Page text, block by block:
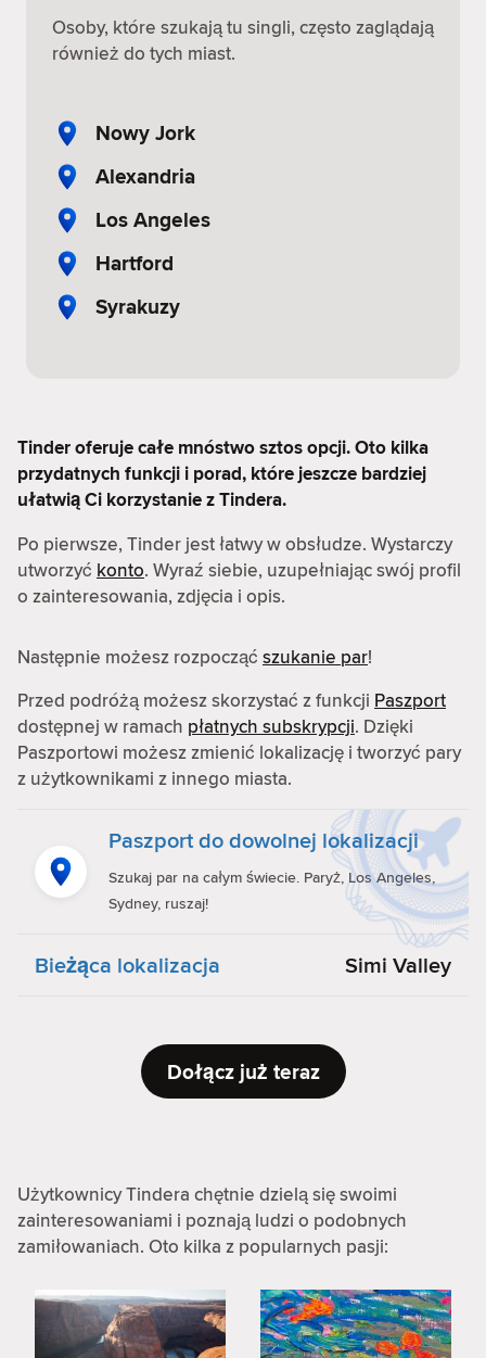
Osoby, które szukają tu singli, często zaglądają
również do tych miast.
Nowy Jork
Alexandria
Los Angeles
Hartford
Syrakuzy
Tinder oferuje całe mnóstwo sztos opcji. Oto kilka
przydatnych funkcji i porad, które jeszcze bardziej
ułatwią Ci korzystanie z Tindera.
Po pierwsze, Tinder jest łatwy w obsłudze. Wystarczy
utworzyć konto. Wyraź siebie, uzupełniając swój profil
o zainteresowania, zdjęcia i opis.
Następnie możesz rozpocząć szukanie par!
Przed podróżą możesz skorzystać z funkcji Paszport
dostępnej w ramach płatnych subskrypcji. Dzięki
Paszportowi możesz zmienić lokalizację i tworzyć pary
z użytkownikami z innego miasta.
Paszport do dowolnej lokalizacji
Szukaj par na całym świecie. Paryż, Los Angeles,
Sydney, ruszaj!
Bieżąca lokalizacja Simi Valley
Dołącz już teraz
Użytkownicy Tindera chętnie dzielą się swoimi
zainteresowaniami i poznają ludzi o podobnych
zamiłowaniach. Oto kilka z popularnych pasji: